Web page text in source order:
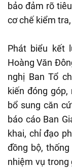
bảo đảm rõ
cơ chế kiểm
Phát biểu kết
Hoàng Văn
nghị Ban Tổ
kiến đóng
bổ sung căn
báo cáo Ban
khai, chỉ đạo
đồng bộ,
nhiệm vụ trong